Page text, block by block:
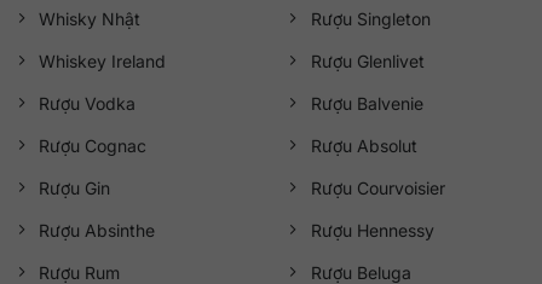
Whisky Nhật
Whiskey Ireland
Rượu Vodka
Rượu Cognac
Rượu Gin
Rượu Absinthe
Rượu Rum
Rượu Singleton
Rượu Glenlivet
Rượu Balvenie
Rượu Absolut
Rượu Courvoisier
Rượu Hennessy
Rượu Beluga